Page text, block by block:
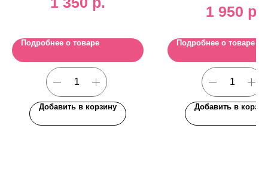
Подробнее о товаре
Добавить в корзину
1 950 р.
Подробнее о товаре
Добавить в